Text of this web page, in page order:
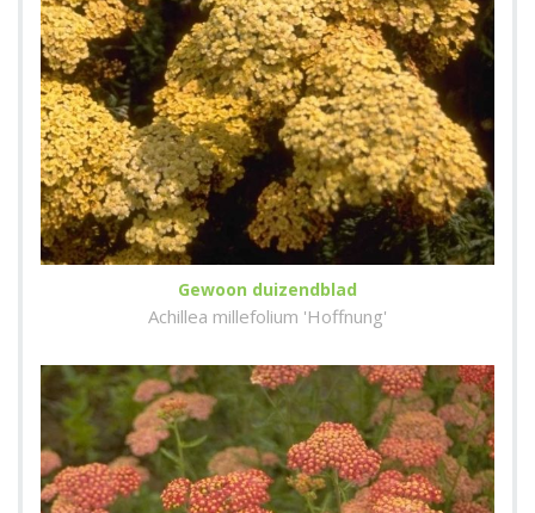
Gewoon duizendblad
Achillea millefolium 'Hoffnung'